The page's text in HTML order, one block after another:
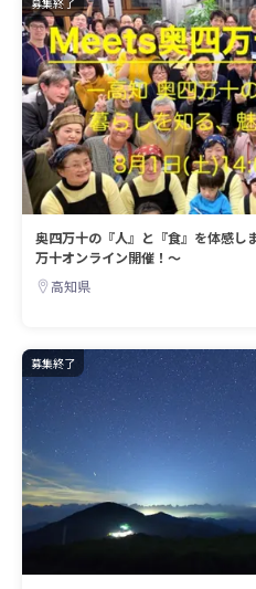
奥四万十の『人』と『食』を体感
万十オンライン開催！～
高知県
募集終了